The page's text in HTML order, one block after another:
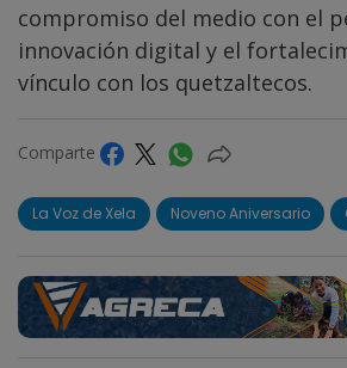
compromiso del medio con el
innovación digital y el
vínculo con los quetzaltecos.
Comparte
La Voz de Xela Noveno Aniversario